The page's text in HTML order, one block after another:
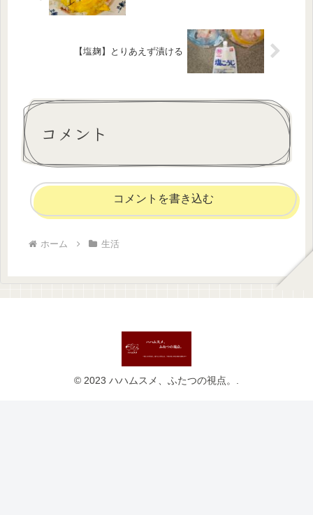
【塩麹】とりあえず漬ける
コメント
コメントを書き込む
ホーム 生活
© 2023 ハハムスメ、ふたつの視点。.